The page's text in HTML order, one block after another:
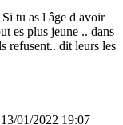
tu as l âge d avoir
es plus jeune .. dans
refusent.. dit leurs les
13/01/2022 19:07